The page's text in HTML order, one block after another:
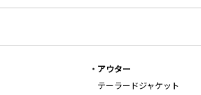
アウター
テーラードジャケット